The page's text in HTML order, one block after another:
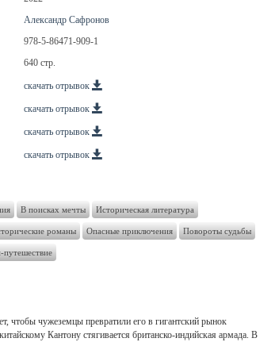
Александр Сафронов
978-5-86471-909-1
640 стр.
скачать отрывок
скачать отрывок
скачать отрывок
скачать отрывок
В поисках мечты Историческая литература
романы Опасные приключения Повороты судьбы
путешествие
чтобы чужеземцы превратили его в гигантский рынок
Кантону стягивается британско-индийская армада. В